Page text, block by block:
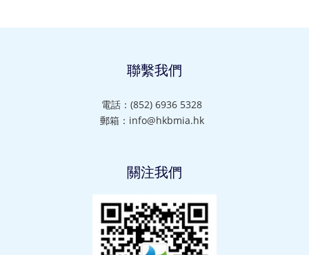
聯繫我們
電話：(852) 6936 5328
郵箱：info@hkbmia.hk
關注我們